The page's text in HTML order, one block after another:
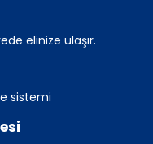
elinize ulaşır.
sistemi